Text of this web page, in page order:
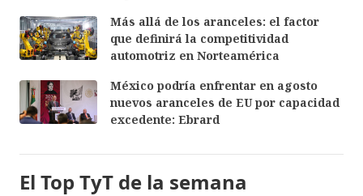
Más allá de los aranceles: el factor
que definirá la competitividad
automotriz en Norteamérica
México podría enfrentar en agosto
nuevos aranceles de EU por capacidad
excedente: Ebrard
El Top TyT de la semana